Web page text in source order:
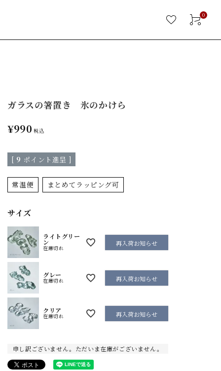
0
ガラスの箸置き 氷のかけら
¥990 税込
[ 9 ポイント進呈 ]
常温便 まとめてラッピング可
サイズ
ライトグリー
ン
在庫切れ
再入荷お知らせ
グレー
在庫切れ 再入荷お知らせ
クリア
在庫切れ 再入荷お知らせ
申し訳ございません。ただいま在庫がございません。